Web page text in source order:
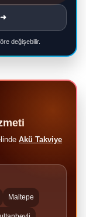
➜
değişebilir.
Akü Takviye
Maltepe